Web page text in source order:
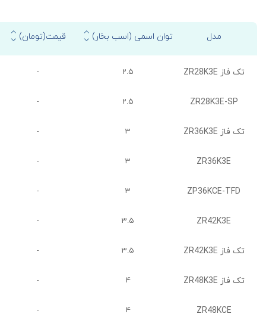
مدل توان اسمی (اسب بخار) قیمت(تومان)
ZR28K3E تک فاز 2.5
-
ZR28K3E-SP
2.5
-
ZR36K3E تک فاز 3
-
ZR36K3E
3
-
ZP36KCE-TFD
3
-
ZR42K3E
3.5
-
ZR42K3E تک فاز 3.5
-
ZR48K3E تک فاز 4
-
ZR48KCE
4
-